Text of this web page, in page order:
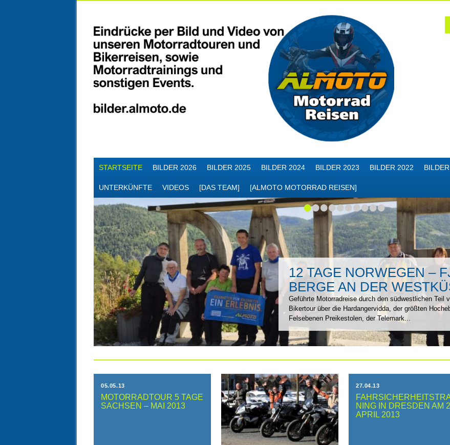
MAIN MENU
STARTSEITE BILDER 2026 BILDER 2025 BILDER 2024 BILDER 2023 BILDER 2022
UNTERKÜNFTE VIDEOS [DAS TEAM] [ALMOTO MOTORRAD REISEN]
••••••••••
12 TAGE NORWEGEN –
BERGE AN DER
Geführte Motorradreise durch den südwestlichen Teil
Bikertour über die Hardangervidda, der größten
Felsebenen Preikestolen, der Telemark...
05.05.13
MOTORRADTOUR 5 TAGE
SACHSEN – MAI 2013
28.04.13
BMW-TESTTOUR
MECKLENBURGER
SEENPLATTE
27.04.13
NING IN DRESDEN AM
APRIL 2013